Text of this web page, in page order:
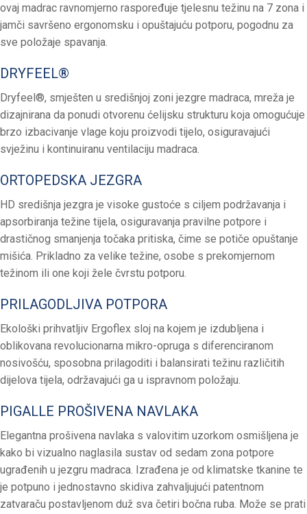
ovaj madrac ravnomjerno raspoređuje tjelesnu težinu na 7 zona i
jamči savršeno ergonomsku i opuštajuću potporu, pogodnu za
sve položaje spavanja.
DRYFEEL®
Dryfeel®, smješten u središnjoj zoni jezgre madraca, mreža je
dizajnirana da ponudi otvorenu ćelijsku strukturu koja omogućuje
brzo izbacivanje vlage koju proizvodi tijelo, osiguravajući
svježinu i kontinuiranu ventilaciju madraca.
ORTOPEDSKA JEZGRA
HD središnja jezgra je visoke gustoće s ciljem podržavanja i
apsorbiranja težine tijela, osiguravanja pravilne potpore i
drastičnog smanjenja točaka pritiska, čime se potiče opuštanje
mišića. Prikladno za velike težine, osobe s prekomjernom
težinom ili one koji žele čvrstu potporu.
PRILAGODLJIVA POTPORA
Ekološki prihvatljiv Ergoflex sloj na kojem je izdubljena i
oblikovana revolucionarna mikro-opruga s diferenciranom
nosivošću, sposobna prilagoditi i balansirati težinu različitih
dijelova tijela, održavajući ga u ispravnom položaju.
PIGALLE PROŠIVENA NAVLAKA
Elegantna prošivena navlaka s valovitim uzorkom osmišljena je
kako bi vizualno naglasila sustav od sedam zona potpore
ugrađenih u jezgru madraca. Izrađena je od klimatske tkanine te
je potpuno i jednostavno skidiva zahvaljujući patentnom
zatvaraču postavljenom duž sva četiri bočna ruba. Može se prati